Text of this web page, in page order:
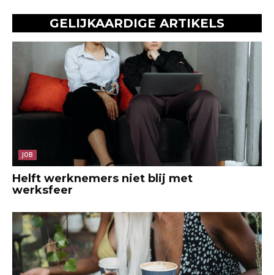
GELIJKAARDIGE ARTIKELS
JOB
Helft werknemers niet blij met
werksfeer